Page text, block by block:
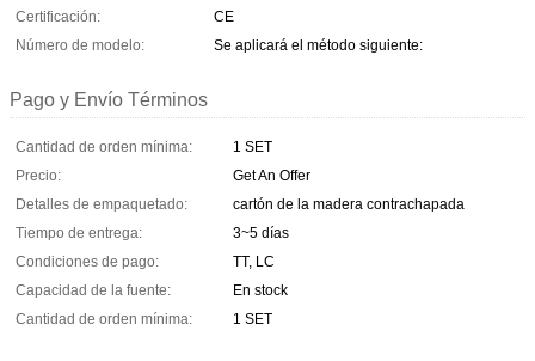
Certificación:
CE
Número de modelo:
Se aplicará el método siguiente:
Pago y Envío Términos
Cantidad de orden mínima:
1 SET
Precio:
Get An Offer
Detalles de empaquetado:
cartón de la madera contrachapada
Tiempo de entrega:
3~5 días
Condiciones de pago:
TT, LC
Capacidad de la fuente:
En stock
Cantidad de orden mínima:
1 SET